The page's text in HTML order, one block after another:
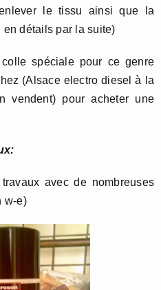
le tissu ainsi que la
détails par la suite)
spéciale pour ce genre
(Alsace electro diesel à la
vendent) pour acheter une
avec de nombreuses
w-e)